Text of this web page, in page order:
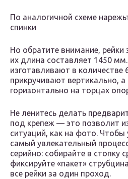
По аналогичной схеме
спинки
Но обратите внимание, рейки
их длина составляет 1450
изготавливают в количестве
прикручивают вертикально,
горизонтально на торцах
Не ленитесь делать
под крепеж — это позволит
ситуаций, как на фото. Чтобы
самый увлекательный
серийно: собирайте в стопку
фиксируйте «пакет»
все рейки за один проход.